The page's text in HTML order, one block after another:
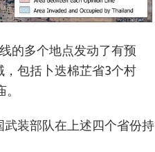
的多个地点发动了有预
包括卜迭棉芷省3个村
装部队在上述四个省份持